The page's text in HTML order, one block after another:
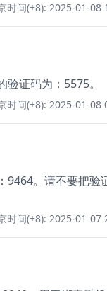
间(+8): 2025-01-08
验证码为：5575。
间(+8): 2025-01-08
9464。请不要把验
间(+8): 2025-01-07